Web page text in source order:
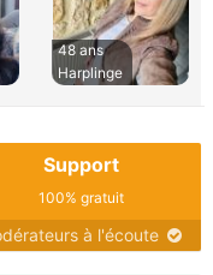
48 ans
Harplinge
Support
100% gratuit
à l'écoute